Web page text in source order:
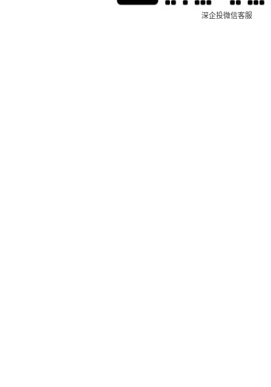
深企投微信客服